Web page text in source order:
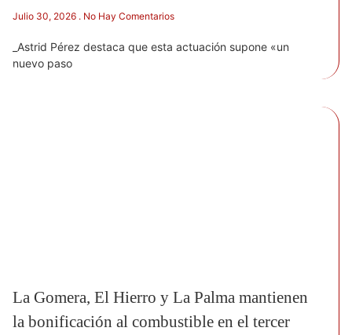
Julio 30, 2026 No Hay Comentarios
_Astrid Pérez destaca que esta actuación supone «un
nuevo paso
La Gomera, El Hierro y La Palma mantienen
la bonificación al combustible en el tercer